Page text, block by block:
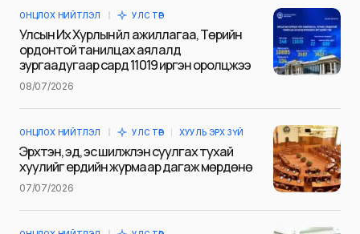
Таны имэйл хаягийг нийтлэхгүй.
тэмдэглэсэн
Сэтгэгдэл*
Name
ОНЦЛОХ НИЙТЛЭЛ УЛС ТӨР
Улсын Их Хурлын үйл ажиллагаа, Төрийн
ордонтой танилцах аялалд
зургаадугаар сард 11019 иргэн оролцжээ
08/07/2026
ОНЦЛОХ НИЙТЛЭЛ УЛС ТӨР ХУУЛЬ ЭРХ ЗҮЙ
Эрхтэн, эд, эс шилжүүлэн суулгах тухай
хуулийг ердийн журмаар дагаж мөрдөнө
07/07/2026